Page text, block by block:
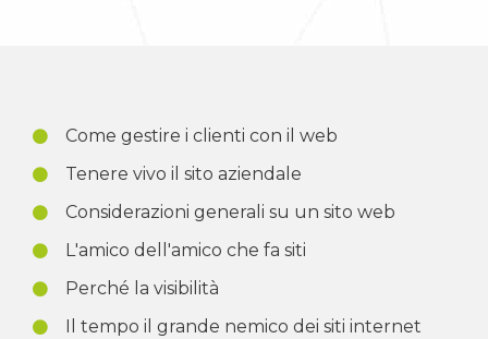
Come gestire i clienti con il web
Tenere vivo il sito aziendale
Considerazioni generali su un sito web
L'amico dell'amico che fa siti
Perché la visibilità
Il tempo il grande nemico dei siti internet